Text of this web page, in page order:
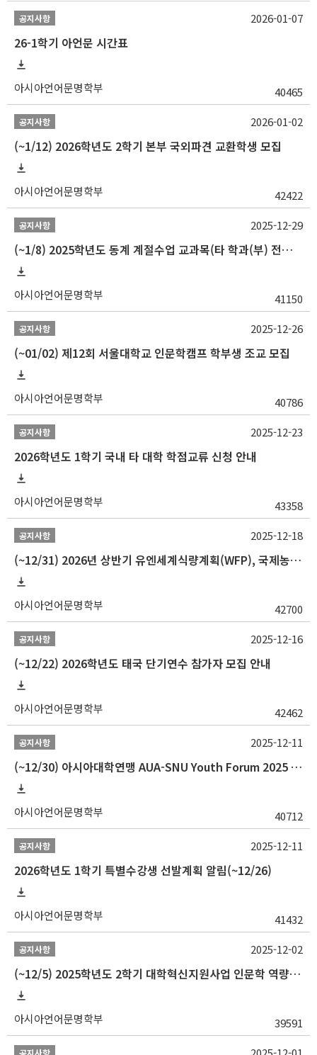
공지사항
26-1학기 아언문 시간표
아시아언어문명학부 40465
2026-01-07
공지사항
(~1/12) 2026학년도 2학기 본부 국외파견 교환학생 모집
아시아언어문명학부 42422
2026-01-02
공지사항
(~1/8) 2025학년도 동계 계절수업 교과목(타 학과(부) 전공 및 교양) 성적평가방법 선택제 신청 안내
아시아언어문명학부 41150
2025-12-29
공지사항
(~01/02) 제12회 서울대학교 인문학캠프 학부생 조교 모집
아시아언어문명학부 40786
2025-12-26
공지사항
2026학년도 1학기 국내 타 대학 학점교류 신청 안내
아시아언어문명학부 43358
2025-12-23
공지사항
(~12/31) 2026년 상반기 유엔세계식량계획(WFP), 국제농업개발기금(IFAD) 및 유엔아동기금(UNICEF) 인턴십 프로그램 참가자 모집
아시아언어문명학부 42700
2025-12-18
공지사항
(~12/22) 2026학년도 태국 단기연수 참가자 모집 안내
아시아언어문명학부 42462
2025-12-16
공지사항
(~12/30) 아시아대학연맹 AUA-SNU Youth Forum 2025 참가자 선발 안내
아시아언어문명학부 40712
2025-12-11
공지사항
2026학년도 1학기 특별수강생 선발계획 알림(~12/26)
아시아언어문명학부 41432
2025-12-11
공지사항
(~12/5) 2025학년도 2학기 대학혁신지원사업 인문학 역량강화 국제학술대회 참가 경비 지원 안내(2차)
아시아언어문명학부 39591
2025-12-02